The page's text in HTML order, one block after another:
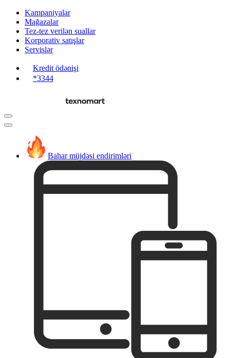
Kampaniyalar
Mağazalar
Tez-tez verilən suallar
Korporativ satışlar
Servislər
Kredit ödənişi
*3344
Bahar müjdəsi endirimləri